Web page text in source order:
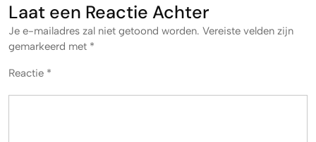
Laat een Reactie Achter
Je e-mailadres zal niet getoond worden. Vereiste velden zijn
gemarkeerd met *
Reactie *